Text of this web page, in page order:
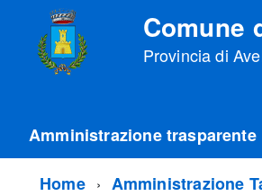
Comune
Provincia di
Amministrazione trasparente
Home Amministrazione